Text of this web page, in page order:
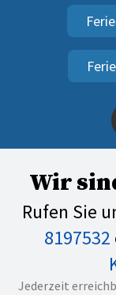
Wir
Rufen Sie
8197532
Jederzeit